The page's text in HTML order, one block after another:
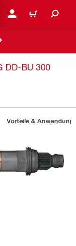
ANMELDEN ODER
WARENKORB
DD-BU 300
Vorteile &